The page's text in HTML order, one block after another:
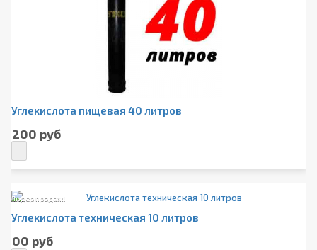
Углекислота пищевая 40 литров
1 200 руб
Лидер продаж!
Углекислота техническая 10 литров
800 руб